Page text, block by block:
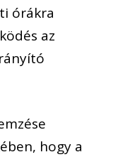
órákra
az
hogy a